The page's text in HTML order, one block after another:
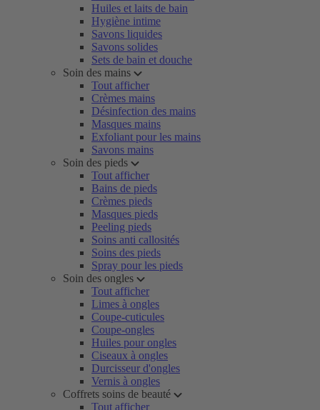
Huiles et laits de bain
Hygiène intime
Savons liquides
Savons solides
Sets de bain et douche
Soin des mains
Tout afficher
Crèmes mains
Désinfection des mains
Masques mains
Exfoliant pour les mains
Savons mains
Soin des pieds
Tout afficher
Bains de pieds
Crèmes pieds
Masques pieds
Peeling pieds
Soins anti callosités
Soins des pieds
Spray pour les pieds
Soin des ongles
Tout afficher
Limes à ongles
Coupe-cuticules
Coupe-ongles
Huiles pour ongles
Ciseaux à ongles
Durcisseur d'ongles
Vernis à ongles
Coffrets soins de beauté
Tout afficher